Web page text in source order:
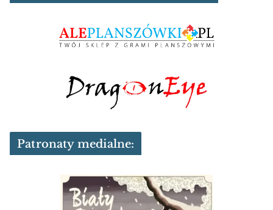
Patronaty medialne: